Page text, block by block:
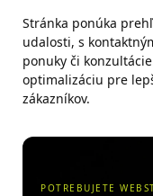
Stránka ponúka
udalosti, s
ponuky či
optimalizáciu pre
zákazníkov.
POTREBUJETE